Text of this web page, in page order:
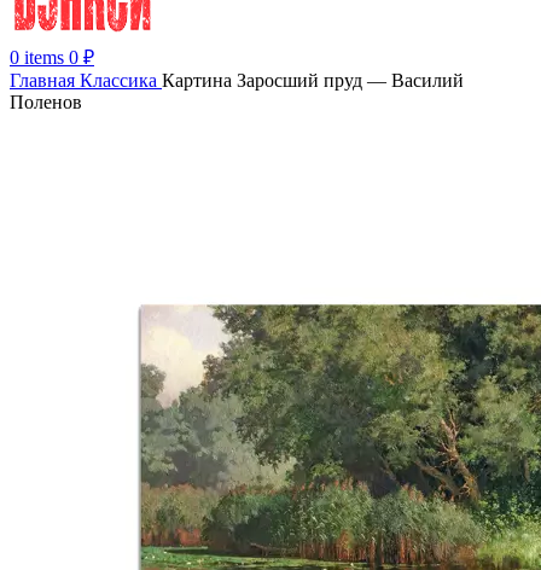
0 items 0 ₽
Главная Классика Картина Заросший пруд — Василий
Поленов